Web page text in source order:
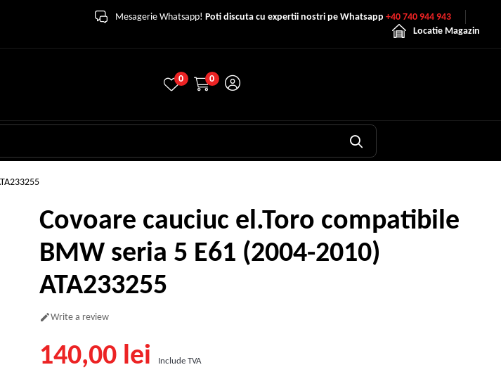
Mesagerie Whatsapp! Poti discuta cu expertii nostri pe Whatsapp +40 740 944 943
Locatie Magazin
0 0
Covoare cauciuc el.Toro compatibile
BMW seria 5 E61 (2004-2010)
ATA233255
Write a review
140,00 lei Include TVA